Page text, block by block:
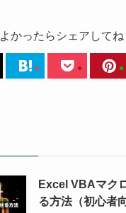
よかったらシェアしてね
Excel VBAマク
る方法（初心者